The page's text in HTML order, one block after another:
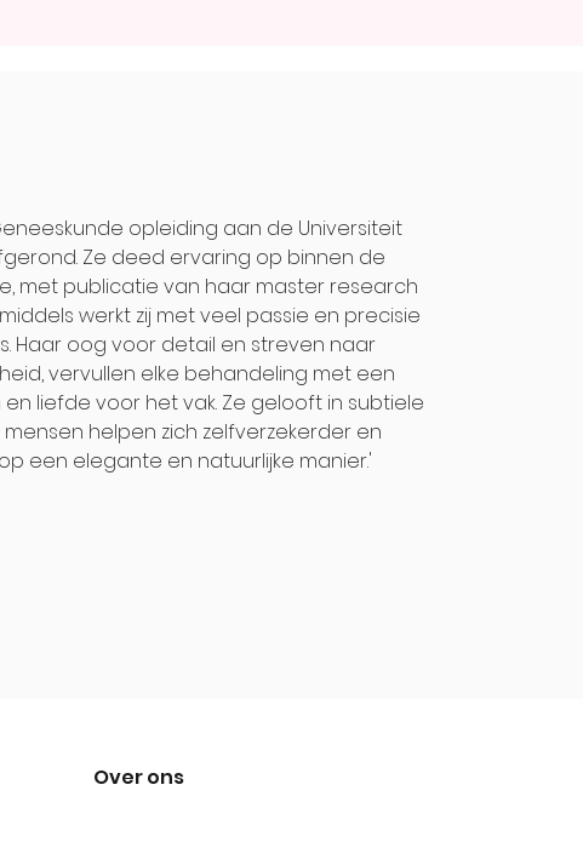
opleiding aan de Universiteit
Ze deed ervaring op binnen de
met publicatie van haar master research
werkt zij met veel passie en precisie
Haar oog voor detail en streven naar
vervullen elke behandeling met een
liefde voor het vak. Ze gelooft in subtiele
helpen zich zelfverzekerder en
een elegante en natuurlijke manier.'
Over ons